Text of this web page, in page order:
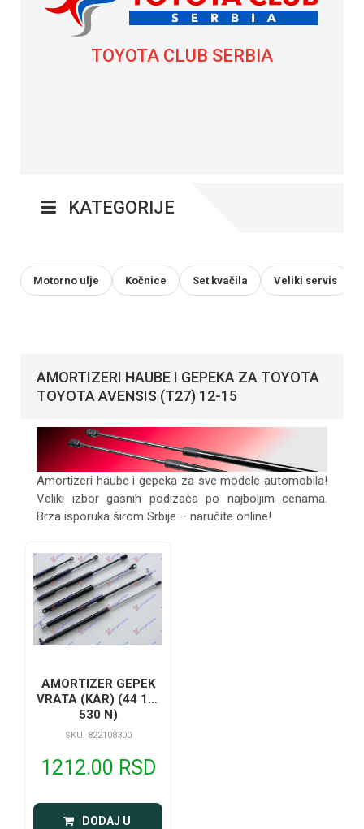
TOYOTA CLUB SERBIA
KATEGORIJE
Motorno ulje Kočnice Set kvačila Veliki servis
AMORTIZERI HAUBE I GEPEKA ZA TOYOTA
TOYOTA AVENSIS (T27) 12-15
Amortizeri haube i gepeka za sve modele automobila!
Veliki izbor gasnih podizača po najboljim cenama.
Brza isporuka širom Srbije – naručite online!
AMORTIZER GEPEK
VRATA (KAR) (44 1L-
530 N)
SKU: 822108300
1212.00 RSD
DODAJ U